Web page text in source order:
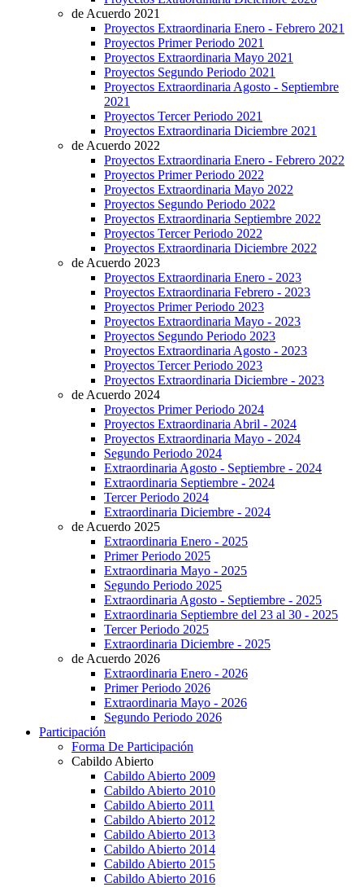
de Acuerdo 2021
Proyectos Extraordinaria Enero - Febrero 2021
Proyectos Primer Periodo 2021
Proyectos Extraordinaria Mayo 2021
Proyectos Segundo Periodo 2021
Proyectos Extraordinaria Agosto - Septiembre
2021
Proyectos Tercer Periodo 2021
Proyectos Extraordinaria Diciembre 2021
de Acuerdo 2022
Proyectos Extraordinaria Enero - Febrero 2022
Proyectos Primer Periodo 2022
Proyectos Extraordinaria Mayo 2022
Proyectos Segundo Periodo 2022
Proyectos Extraordinaria Septiembre 2022
Proyectos Tercer Periodo 2022
Proyectos Extraordinaria Diciembre 2022
de Acuerdo 2023
Proyectos Extraordinaria Enero - 2023
Proyectos Extraordinaria Febrero - 2023
Proyectos Primer Periodo 2023
Proyectos Extraordinaria Mayo - 2023
Proyectos Segundo Periodo 2023
Proyectos Extraordinaria Agosto - 2023
Proyectos Tercer Periodo 2023
Proyectos Extraordinaria Diciembre - 2023
de Acuerdo 2024
Proyectos Primer Periodo 2024
Proyectos Extraordinaria Abril - 2024
Proyectos Extraordinaria Mayo - 2024
Segundo Periodo 2024
Extraordinaria Agosto - Septiembre - 2024
Extraordinaria Septiembre - 2024
Tercer Periodo 2024
Extraordinaria Diciembre - 2024
de Acuerdo 2025
Extraordinaria Enero - 2025
Primer Periodo 2025
Extraordinaria Mayo - 2025
Segundo Periodo 2025
Extraordinaria Agosto - Septiembre - 2025
Extraordinaria Septiembre del 23 al 30 - 2025
Tercer Periodo 2025
Extraordinaria Diciembre - 2025
de Acuerdo 2026
Extraordinaria Enero - 2026
Primer Periodo 2026
Extraordinaria Mayo - 2026
Segundo Periodo 2026
Participación
Forma De Participación
Cabildo Abierto
Cabildo Abierto 2009
Cabildo Abierto 2010
Cabildo Abierto 2011
Cabildo Abierto 2012
Cabildo Abierto 2013
Cabildo Abierto 2014
Cabildo Abierto 2015
Cabildo Abierto 2016